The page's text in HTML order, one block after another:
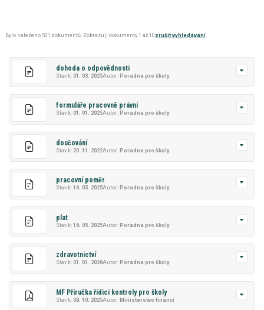
Bylo nalezeno 531 dokumentů. Zobrazuji dokumenty 1 až 10 zrušit vyhledávání
dohoda o odpovědnosti
Stav k: 01. 03. 2025Autor: Poradna pro školy
formuláře pracovně právní
Stav k: 01. 01. 2025Autor: Poradna pro školy
doučování
Stav k: 20. 11. 2022Autor: Poradna pro školy
pracovní poměr
Stav k: 16. 05. 2025Autor: Poradna pro školy
plat
Stav k: 16. 05. 2025Autor: Poradna pro školy
zdravotnictví
Stav k: 01. 01. 2026Autor: Poradna pro školy
MF Příručka řídicí kontroly pro školy
Stav k: 08. 10. 2025Autor: Ministerstvo financí